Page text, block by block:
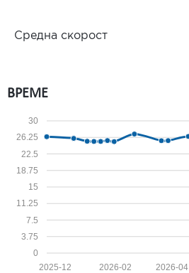
Средна скорост
ВРЕМЕ
0
3.75
7.5
11.25
15
18.75
22.5
26.25
30
2026-04
2026-02
2025-12